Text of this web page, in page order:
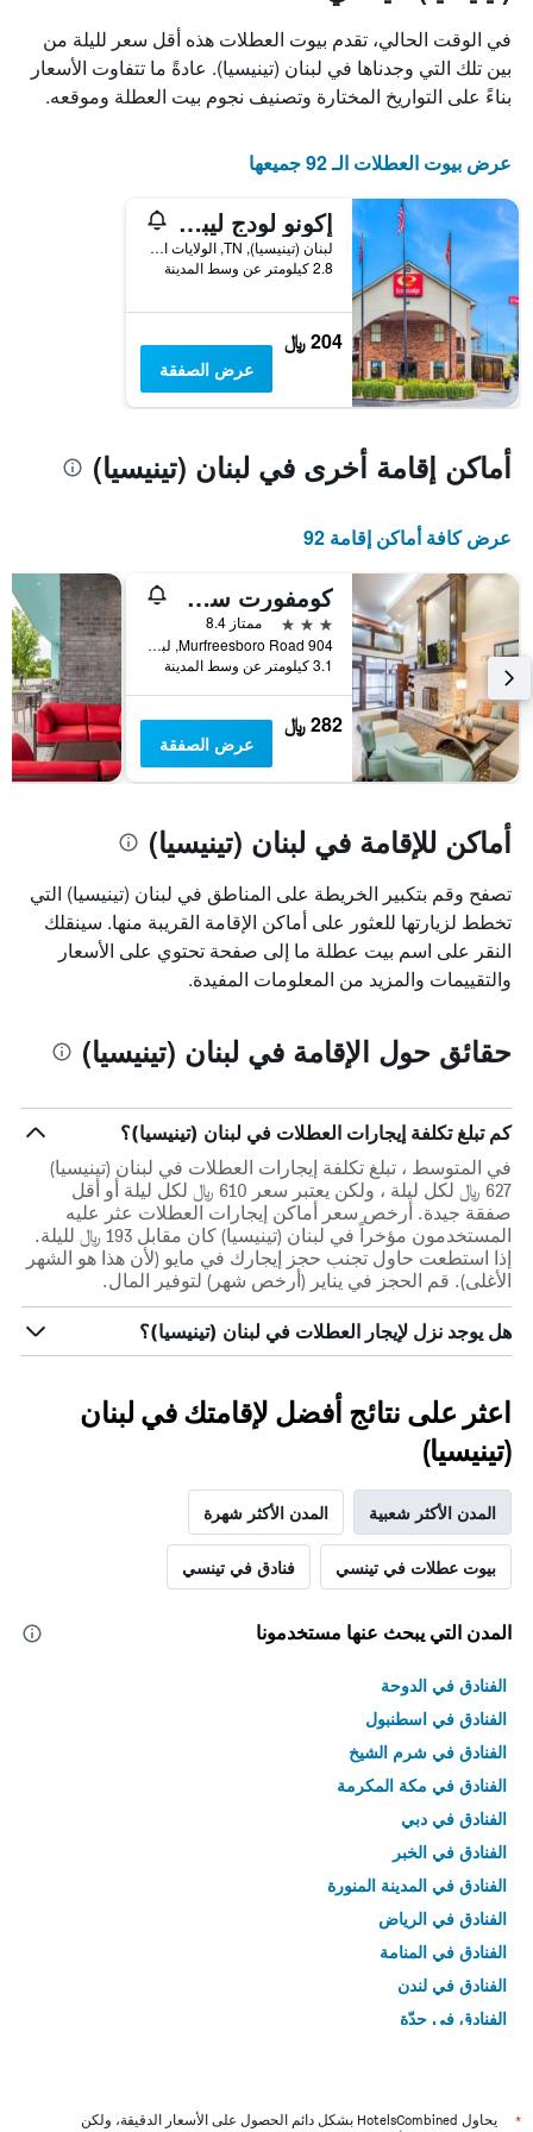
الذي
يعرض
أيام
الأسبوع.
التالي
Y
الذي
يعرض
متوسط
سعر
غرفة
في الوقت الحالي، تقدم بيوت العطلات هذه أقل سعر لليلة من
بين تلك التي وجدناها في لبنان (تينيسيا). عادةً ما تتفاوت الأسعار
بناءً على التواريخ المختارة وتصنيف نجوم بيت العطلة وموقعه.
عرض بيوت العطلات الـ 92 جميعها
إكونو لودج ليبانون
لبنان (تينيسيا), TN, الولايات المتحدة الأميريكية
2.8 كيلومتر عن وسط المدينة
204 ﷼
عرض الصفقة
أماكن إقامة أخرى في لبنان (تينيسيا)
عرض كافة أماكن إقامة 92
كومفورت سويتس لبنان
3 نجوم
ممتاز 8.4
904 Murfreesboro Road, لبنان (تينيسيا), TN, الولايات المتحدة الأميريكية
3.1 كيلومتر عن وسط المدينة
282 ﷼
عرض الصفقة
أماكن للإقامة في لبنان (تينيسيا)
تصفح وقم بتكبير الخريطة على المناطق في لبنان (تينيسيا) التي
تخطط لزيارتها للعثور على أماكن الإقامة القريبة منها. سينقلك
النقر على اسم بيت عطلة ما إلى صفحة تحتوي على الأسعار
والتقييمات والمزيد من المعلومات المفيدة.
حقائق حول الإقامة في لبنان (تينيسيا)
كم تبلغ تكلفة إيجارات العطلات في لبنان (تينيسيا)؟
في المتوسط ، تبلغ تكلفة إيجارات العطلات في لبنان (تينيسيا)
627 ﷼ لكل ليلة ، ولكن يعتبر سعر 610 ﷼ لكل ليلة أو أقل
صفقة جيدة. أرخص سعر أماكن إيجارات العطلات عثر عليه
المستخدمون مؤخراً في لبنان (تينيسيا) كان مقابل 193 ﷼ لليلة.
إذا استطعت حاول تجنب حجز إيجارك في مايو (لأن هذا هو الشهر
الأغلى). قم الحجز في يناير (أرخص شهر) لتوفير المال.
هل يوجد نزل لإيجار العطلات في لبنان (تينيسيا)؟
اعثر على نتائج أفضل لإقامتك في لبنان
(تينيسيا)
المدن الأكثر شعبية المدن الأكثر شهرة
بيوت عطلات في تينسي فنادق في تينسي
المدن التي يبحث عنها مستخدمونا
الفنادق في الدوحة
الفنادق في اسطنبول
الفنادق في شرم الشيخ
الفنادق في مكة المكرمة
الفنادق في دبي
الفنادق في الخبر
الفنادق في المدينة المنورة
الفنادق في الرياض
الفنادق في المنامة
الفنادق في لندن
الفنادق في جدّة
*
يحاول HotelsCombined بشكل دائم الحصول على الأسعار الدقيقة، ولكن